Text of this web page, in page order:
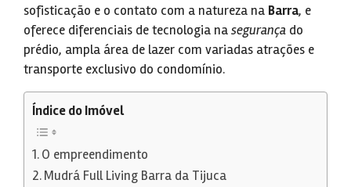
sofisticação e o contato com a natureza na Barra, e
oferece diferenciais de tecnologia nasegurança do
prédio, ampla área de lazer com variadas atrações e
transporte exclusivo do condomínio.
Índice do Imóvel
O empreendimento
Mudrá Full Living Barra da Tijuca